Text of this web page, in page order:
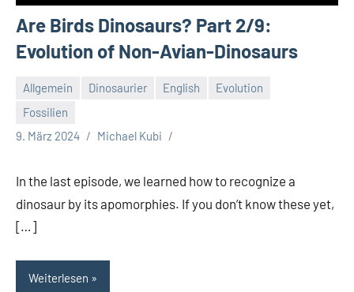
Are Birds Dinosaurs? Part 2/9:
Evolution of Non-Avian-Dinosaurs
Allgemein Dinosaurier English
Evolution
Fossilien
9. März 2024
Michael Kubi
In the last episode, we learned how to recognize a
dinosaur by its apomorphies. If you don’t know these yet,
[…]
Weiterlesen